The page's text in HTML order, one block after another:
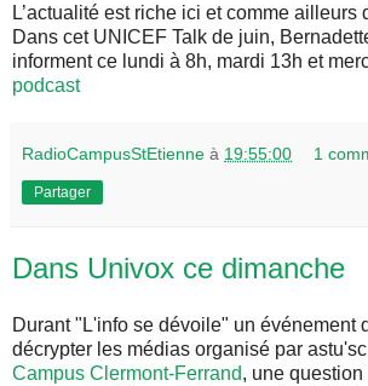
L’actualité est riche ici et comme ailleurs
Dans cet UNICEF Talk de juin,
informent ce lundi à 8h, mardi 13h et
podcast
RadioCampusStEtienne à 19:55:00 1
Partager
Dans Univox ce dimanche
Durant "L'info se dévoile" un événement
décrypter les médias organisé par
Campus Clermont-Ferrand, une